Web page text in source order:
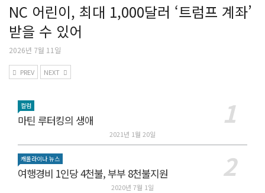
NC 어린이, 최대 1,000달러 ‘트럼프 계좌’
받을 수 있어
2026년 7월 11일
PREV NEXT
컬럼
마틴 루터킹의 생애
2021년 1월 20일
캐롤라이나 뉴스
여행경비 1인당 4천불, 부부 8천불지원
2020년 7월 1일